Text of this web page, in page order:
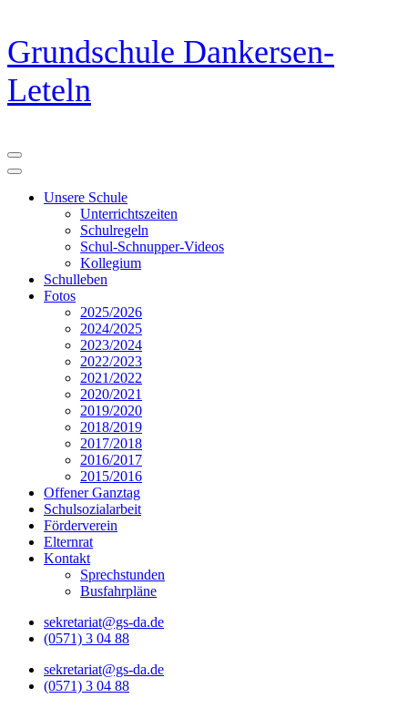
Zum
Inhalt
springen
(Eingabetaste
drücken)
Grundschule Dankersen-
Leteln
Unsere Schule
Unterrichtszeiten
Schulregeln
Schul-Schnupper-Videos
Kollegium
Schulleben
Fotos
2025/2026
2024/2025
2023/2024
2022/2023
2021/2022
2020/2021
2019/2020
2018/2019
2017/2018
2016/2017
2015/2016
Offener Ganztag
Schulsozialarbeit
Förderverein
Elternrat
Kontakt
Sprechstunden
Busfahrpläne
sekretariat@gs-da.de
(0571) 3 04 88
sekretariat@gs-da.de
(0571) 3 04 88